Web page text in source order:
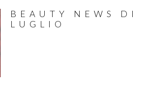
BEAUTY NEWS DI
LUGLIO